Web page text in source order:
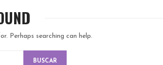
Perhaps searching can help.
BUSCAR